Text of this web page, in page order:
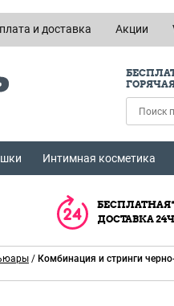
и доставка Акции
Интимная косметика
ДОСТАВКА 24Ч
/ Комбинация и стринги